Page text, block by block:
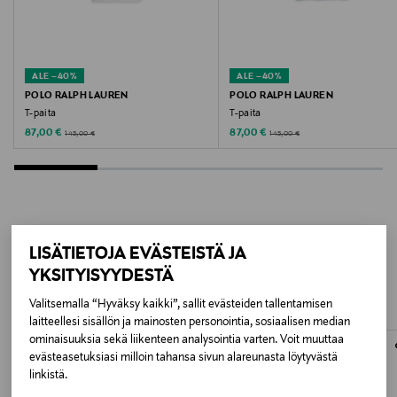
LISÄTIETOJA EVÄSTEISTÄ JA
YKSITYISYYDESTÄ
Valitsemalla “Hyväksy kaikki”, sallit evästeiden tallentamisen
laitteellesi sisällön ja mainosten personointia, sosiaalisen median
ominaisuuksia sekä liikenteen analysointia varten. Voit muuttaa
evästeasetuksiasi milloin tahansa sivun alareunasta löytyvästä
linkistä.
Valmistajan tuotenumero
M22200041
Valmistaja
Valmistajan osoite
Ryesgade 19C, 2200 Copenhagen, Denmark
Digitaalinen osoite
customercare@samsoe.com
ALE –40%
POLO RALPH LAUREN
T-paita
Discounted Price
87,00 € Original Price
145,00 €
ALE –40%
POLO RALPH LAUREN
T-paita
Discounted Price
87,00 € Original Price
145,00 €
LISÄÄ KIINNOSTAVIA
TUOTTEITA